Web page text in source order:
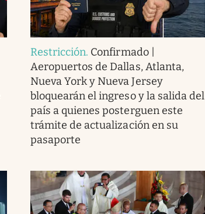
Restricción. Confirmado |
Aeropuertos de Dallas, Atlanta,
Nueva York y Nueva Jersey
bloquearán el ingreso y la salida del
país a quienes posterguen este
trámite de actualización en su
pasaporte